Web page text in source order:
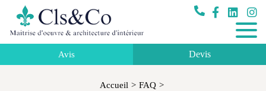
Avis Devis
Accueil
FAQ